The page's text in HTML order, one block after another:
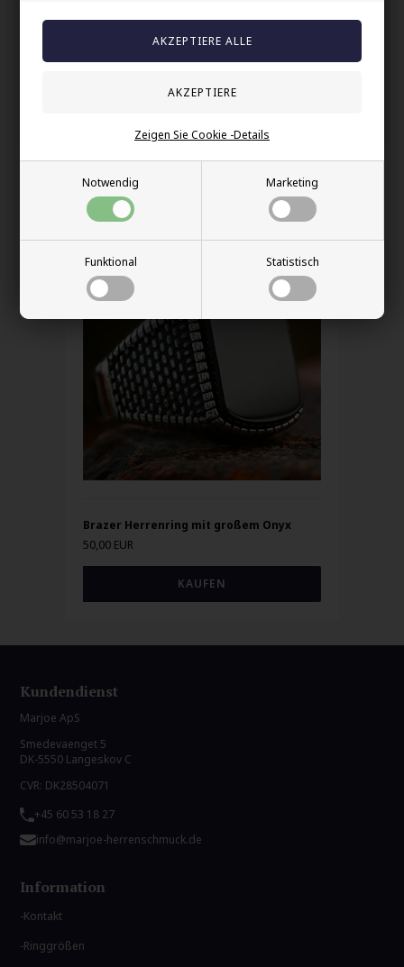
Notwendig Marketing
Funktional Statistisch
Zeigen Sie Cookie -Details
Vorrätig
Andere auch gekauft
Brazer Herrenring mit großem Onyx
50,00 EUR
Kundendienst
Marjoe ApS
Smedevaenget 5
DK-5550 Langeskov C
CVR: DK28504071
+45 60 53 18 27
info@marjoe-herrenschmuck.de
Information
Kontakt
Ringgrößen